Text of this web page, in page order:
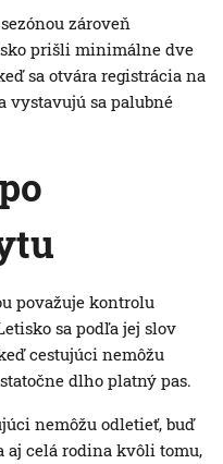
zároveň
prišli minimálne dve
sa otvára registrácia na
vystavujú sa palubné
považuje kontrolu
sa podľa jej slov
cestujúci nemôžu
dlho platný pas.
nemôžu odletieť, buď
aj celá rodina kvôli tomu,